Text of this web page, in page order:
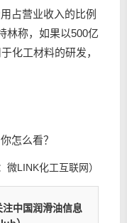
占营业收入的比例
林称，如果以500亿
化工材料的研发，
怎么看？
微LINK化工互联网）
中国润滑油信息